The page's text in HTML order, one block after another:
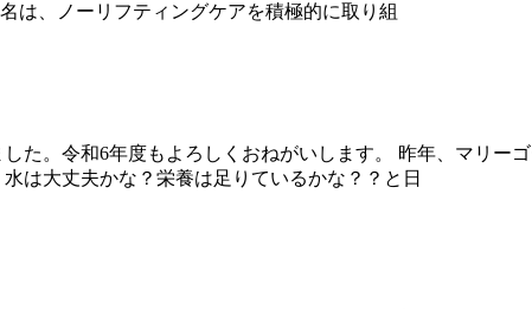
は、ノーリフティングケアを積極的に取り組
た。令和6年度もよろしくおねがいします。 昨年、マリー
は大丈夫かな？栄養は足りているかな？？と日